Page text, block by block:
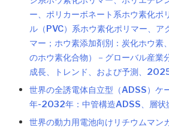
ー、ポリカーボネート系ホウ素化ポ
ル（PVC）系ホウ素化ポリマー、ア
マー；ホウ素添加剤別：炭化ホウ素
のホウ素化合物）－グローバル産業
成長、トレンド、および予測、
世界の全誘電体自立型（ADSS）
年-2032年：中管構造ADSS、層状
世界の動力用電池向けリチウムマン